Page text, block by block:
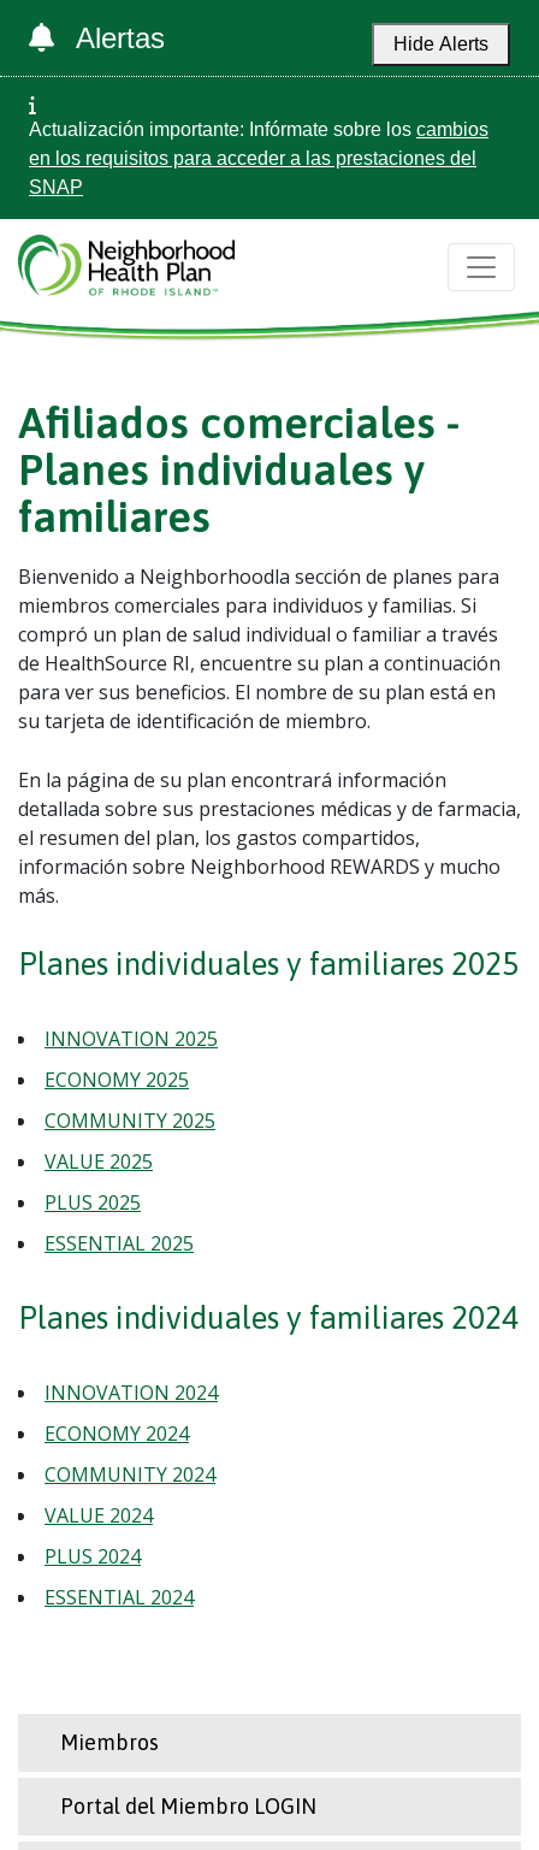
Alertas Hide Alerts
Actualización importante: Infórmate sobre los cambios
en los requisitos para acceder a las prestaciones del
SNAP
Afiliados comerciales -
Planes individuales y
familiares
Bienvenido a Neighborhoodla sección de planes para
miembros comerciales para individuos y familias. Si
compró un plan de salud individual o familiar a través
de HealthSource RI, encuentre su plan a continuación
para ver sus beneficios. El nombre de su plan está en
su tarjeta de identificación de miembro.
En la página de su plan encontrará información
detallada sobre sus prestaciones médicas y de farmacia,
el resumen del plan, los gastos compartidos,
información sobre Neighborhood REWARDS y mucho
más.
Planes individuales y familiares 2025
INNOVATION 2025
ECONOMY 2025
COMMUNITY 2025
VALUE 2025
PLUS 2025
ESSENTIAL 2025
Planes individuales y familiares 2024
INNOVATION 2024
ECONOMY 2024
COMMUNITY 2024
VALUE 2024
PLUS 2024
ESSENTIAL 2024
Miembros
Portal del Miembro LOGIN